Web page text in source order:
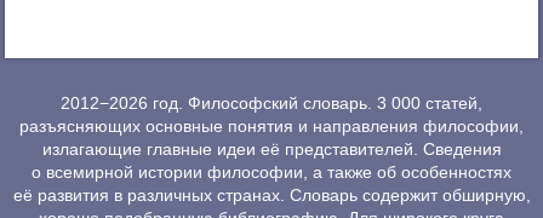
2012−2026 год. Философский словарь. 3 000 статей,
разъясняющих основные понятия и направления философии,
излагающие главные идеи её представителей. Сведения
о всемирной истории философии, а также об особенностях
её развития в различных странах. Словарь содержит обширную,